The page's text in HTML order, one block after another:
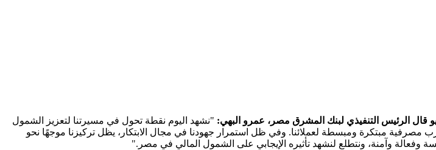
قال الرئيس التنفيذي لبنك المشرق مصر، عمرو البهي: "نشهد اليوم نقطة تحول في مسيرتنا لتعزيز الشمول
مصرفية مبتكرة ومبسطة لعملائنا. وفي ظل استمرار جهودنا في مجال الابتكار، يظل تركيزنا موجهًا نحو
وفعالة وآمنة، ونتطلع لنشهد تأثيره الإيجابي على الشمول المالي في مصر."